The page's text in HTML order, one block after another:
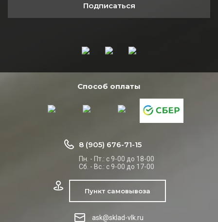
Подписаться
Способ оплаты
8 (905) 676-71-15
Пн. - Пт.: с 9-00 до 18-00
Сб. - Вс.: с 9-00 до 17-00
Пункт самовывоза
ask@sklad-vlk.ru